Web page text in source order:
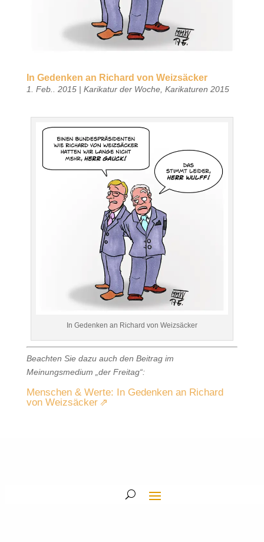
In Gedenken an Richard von Weizsäcker
1. Feb.. 2015| Karikatur der Woche, Karikaturen 2015
In Gedenken an Richard von Weizsäcker
Beachten Sie dazu auch den Beitrag im
Meinungsmedium „der Freitag“:
Menschen & Werte: In Gedenken an Richard
von Weizsäcker